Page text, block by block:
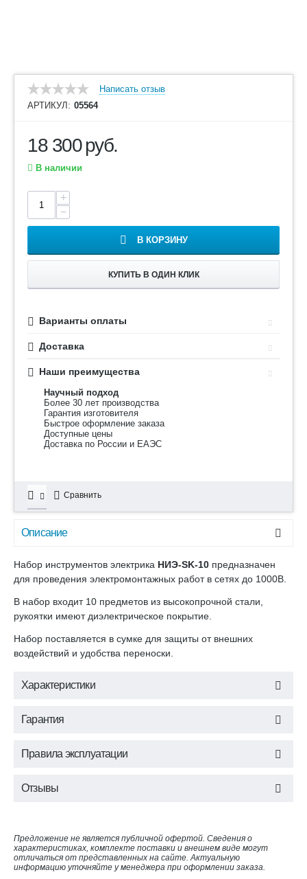
Написать отзыв
АРТИКУЛ: 05564
18 300руб.
В наличии
+
−
В КОРЗИНУ
КУПИТЬ В ОДИН КЛИК
Варианты оплаты
Доставка
Наши преимущества
Научный подход
Более 30 лет производства
Гарантия изготовителя
Быстрое оформление заказа
Доступные цены
Доставка по России и ЕАЭС
Сравнить
Описание
Набор инструментов электрика НИЭ-SK-10 предназначен
для проведения электромонтажных работ в сетях до 1000В.
В набор входит 10 предметов из высокопрочной стали,
рукоятки имеют диэлектрическое покрытие.
Набор поставляется в сумке для защиты от внешних
воздействий и удобства переноски.
Характеристики
Гарантия
Правила эксплуатации
Отзывы
Предложение не является публичной офертой. Сведения о
характеристиках, комплекте поставки и внешнем виде могут
отличаться от представленных на сайте. Актуальную
информацию уточняйте у менеджера при оформлении заказа.